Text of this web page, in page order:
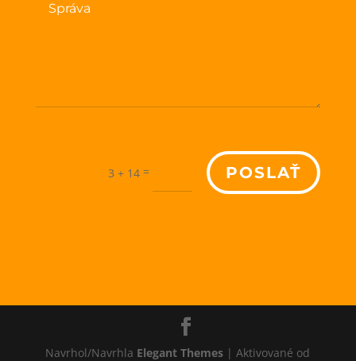
3 + 14 = POSLAŤ
Navrhol/Navrhla Elegant Themes | Aktivované od